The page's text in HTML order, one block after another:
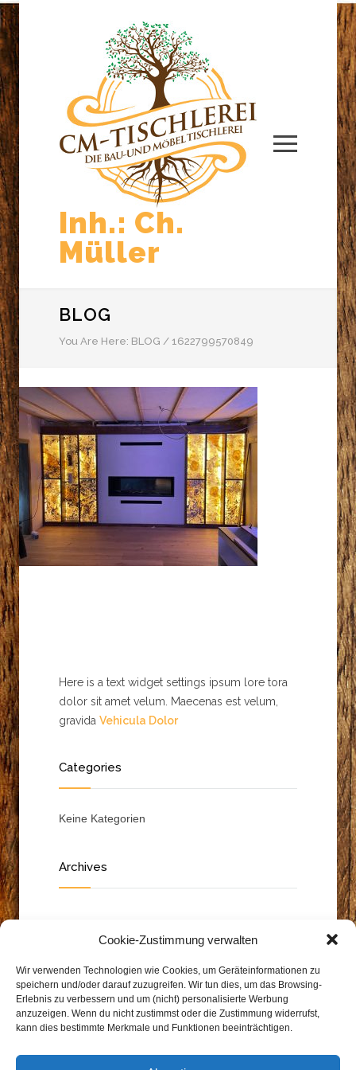
Cookie-Zustimmung verwalten
Wir verwenden Technologien wie Cookies, um Geräteinformationen zu
speichern und/oder darauf zuzugreifen. Wir tun dies, um das Browsing-
Erlebnis zu verbessern und um (nicht) personalisierte Werbung
anzuzeigen. Wenn du nicht zustimmst oder die Zustimmung widerrufst,
kann dies bestimmte Merkmale und Funktionen beeinträchtigen.
Inh.: Ch.
Müller
BLOG
You Are Here: BLOG / 1622799570849
Here is a text widget settings ipsum lore tora
dolor sit amet velum. Maecenas est velum,
gravida Vehicula Dolor
Categories
Keine Kategorien
Archives